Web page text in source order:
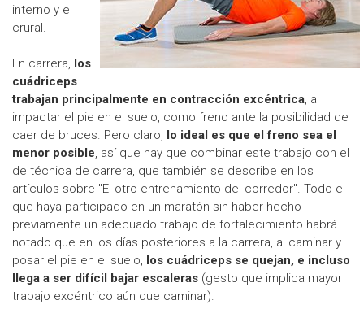
interno y el
crural.
En carrera, los
cuádriceps
trabajan principalmente en contracción excéntrica, al
impactar el pie en el suelo, como freno ante la posibilidad de
caer de bruces. Pero claro, lo ideal es que el freno sea el
menor posible, así que hay que combinar este trabajo con el
de técnica de carrera, que también se describe en los
artículos sobre "El otro entrenamiento del corredor". Todo el
que haya participado en un maratón sin haber hecho
previamente un adecuado trabajo de fortalecimiento habrá
notado que en los días posteriores a la carrera, al caminar y
posar el pie en el suelo, los cuádriceps se quejan, e incluso
llega a ser difícil bajar escaleras (gesto que implica mayor
trabajo excéntrico aún que caminar).